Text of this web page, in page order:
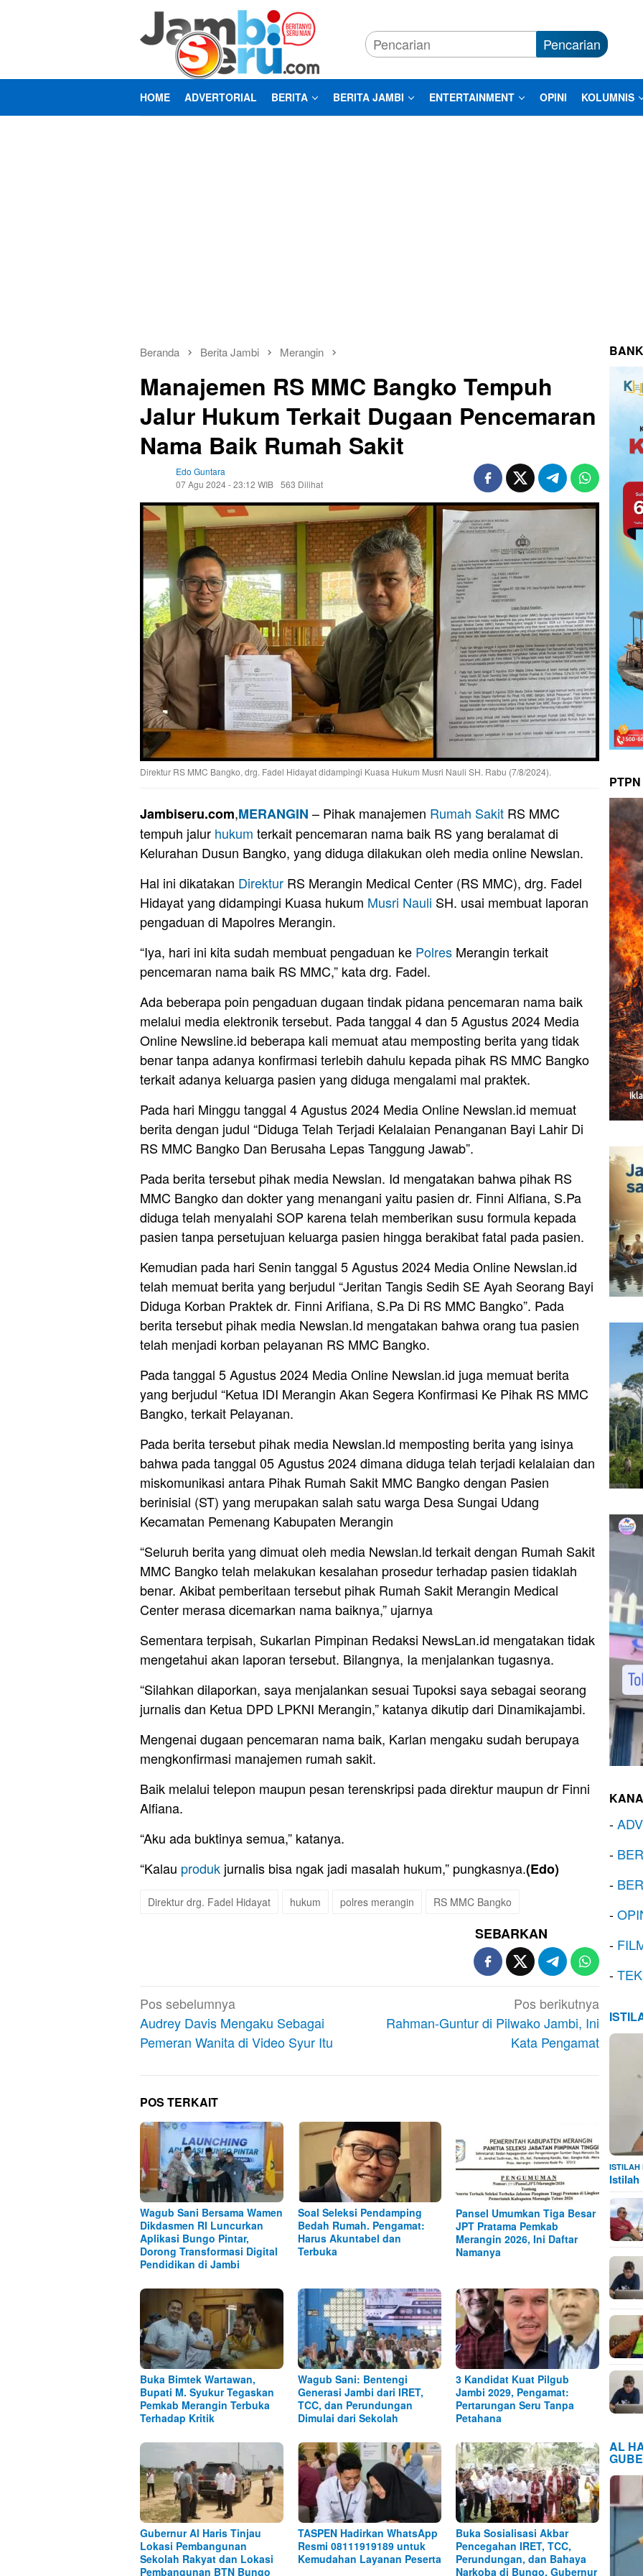
Pencarian
HOME ADVERTORIAL BERITA BERITA JAMBI ENTERTAINMENT OPINI KOLUMNIS
Beranda Berita Jambi Merangin
Manajemen RS MMC Bangko Tempuh
Jalur Hukum Terkait Dugaan Pencemaran
Nama Baik Rumah Sakit
Edo Guntara
07 Agu 2024 - 23:12 WIB 563 Dilihat
Direktur RS MMC Bangko, drg. Fadel Hidayat didampingi Kuasa Hukum Musri Nauli SH. Rabu (7/8/2024).
Jambiseru.com,MERANGIN – Pihak manajemen Rumah Sakit RS MMC
tempuh jalur hukum terkait pencemaran nama baik RS yang beralamat di
Kelurahan Dusun Bangko, yang diduga dilakukan oleh media online Newslan.
Hal ini dikatakan Direktur RS Merangin Medical Center (RS MMC), drg. Fadel
Hidayat yang didampingi Kuasa hukum Musri Nauli SH. usai membuat laporan
pengaduan di Mapolres Merangin.
“Iya, hari ini kita sudah membuat pengaduan ke Polres Merangin terkait
pencemaran nama baik RS MMC,” kata drg. Fadel.
Ada beberapa poin pengaduan dugaan tindak pidana pencemaran nama baik
melalui media elektronik tersebut. Pada tanggal 4 dan 5 Agustus 2024 Media
Online Newsline.id beberapa kali memuat atau memposting berita yang tidak
benar tanpa adanya konfirmasi terlebih dahulu kepada pihak RS MMC Bangko
terkait adanya keluarga pasien yang diduga mengalami mal praktek.
Pada hari Minggu tanggal 4 Agustus 2024 Media Online Newslan.id memuat
berita dengan judul “Diduga Telah Terjadi Kelalaian Penanganan Bayi Lahir Di
RS MMC Bangko Dan Berusaha Lepas Tanggung Jawab”.
Pada berita tersebut pihak media Newslan. Id mengatakan bahwa pihak RS
MMC Bangko dan dokter yang menangani yaitu pasien dr. Finni Alfiana, S.Pa
diduga telah menyalahi SOP karena telah memberikan susu formula kepada
pasien tanpa persetujuan keluarga pasien hingga berakibat fatal pada pasien.
Kemudian pada hari Senin tanggal 5 Agustus 2024 Media Online Newslan.id
telah memuat berita yang berjudul “Jeritan Tangis Sedih SE Ayah Seorang Bayi
Diduga Korban Praktek dr. Finni Arifiana, S.Pa Di RS MMC Bangko”. Pada
berita tersebut pihak media Newslan.Id mengatakan bahwa orang tua pasien
telah menjadi korban pelayanan RS MMC Bangko.
Pada tanggal 5 Agustus 2024 Media Online Newslan.id juga memuat berita
yang berjudul “Ketua IDI Merangin Akan Segera Konfirmasi Ke Pihak RS MMC
Bangko, terkait Pelayanan.
Pada berita tersebut pihak media Newslan.ld memposting berita yang isinya
bahwa pada tanggal 05 Agustus 2024 dimana diduga telah terjadi kelalaian dan
miskomunikasi antara Pihak Rumah Sakit MMC Bangko dengan Pasien
berinisial (ST) yang merupakan salah satu warga Desa Sungai Udang
Kecamatan Pemenang Kabupaten Merangin
“Seluruh berita yang dimuat oleh media Newslan.ld terkait dengan Rumah Sakit
MMC Bangko telah melakukan kesalahan prosedur terhadap pasien tidaklah
benar. Akibat pemberitaan tersebut pihak Rumah Sakit Merangin Medical
Center merasa dicemarkan nama baiknya,” ujarnya
Sementara terpisah, Sukarlan Pimpinan Redaksi NewsLan.id mengatakan tidak
mengetahui akan laporan tersebut. Bilangnya, Ia menjalankan tugasnya.
“Silahkan dilaporkan, saya menjalankan sesuai Tupoksi saya sebagai seorang
jurnalis dan Ketua DPD LPKNI Merangin,” katanya dikutip dari Dinamikajambi.
Mengenai dugaan pencemaran nama baik, Karlan mengaku sudah berupaya
mengkonfirmasi manajemen rumah sakit.
Baik melalui telepon maupun pesan terenskripsi pada direktur maupun dr Finni
Alfiana.
“Aku ada buktinya semua,” katanya.
“Kalau produk jurnalis bisa ngak jadi masalah hukum,” pungkasnya.(Edo)
Direktur drg. Fadel Hidayat hukum polres merangin RS MMC Bangko
SEBARKAN
Navigasi
pos
Pos sebelumnya
Audrey Davis Mengaku Sebagai
Pemeran Wanita di Video Syur Itu
Pos berikutnya
Rahman-Guntur di Pilwako Jambi, Ini
Kata Pengamat
POS TERKAIT
Wagub Sani Bersama Wamen
Dikdasmen RI Luncurkan
Aplikasi Bungo Pintar,
Dorong Transformasi Digital
Pendidikan di Jambi
Soal Seleksi Pendamping
Bedah Rumah. Pengamat:
Harus Akuntabel dan
Terbuka
Pansel Umumkan Tiga Besar
JPT Pratama Pemkab
Merangin 2026, Ini Daftar
Namanya
Buka Bimtek Wartawan,
Bupati M. Syukur Tegaskan
Pemkab Merangin Terbuka
Terhadap Kritik
Wagub Sani: Bentengi
Generasi Jambi dari IRET,
TCC, dan Perundungan
Dimulai dari Sekolah
3 Kandidat Kuat Pilgub
Jambi 2029, Pengamat:
Pertarungan Seru Tanpa
Petahana
Gubernur Al Haris Tinjau
Lokasi Pembangunan
Sekolah Rakyat dan Lokasi
Pembangunan BTN Bungo
TASPEN Hadirkan WhatsApp
Resmi 08111919189 untuk
Kemudahan Layanan Peserta
Buka Sosialisasi Akbar
Pencegahan IRET, TCC,
Perundungan, dan Bahaya
Narkoba di Bungo, Gubernur
-
-
-
-
-
-
ISTILAH
Istilah
AL